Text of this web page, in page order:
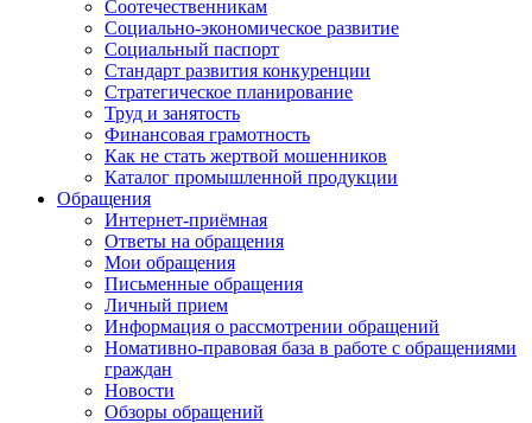
Соотечественникам
Социально-экономическое развитие
Социальный паспорт
Стандарт развития конкуренции
Стратегическое планирование
Труд и занятость
Финансовая грамотность
Как не стать жертвой мошенников
Каталог промышленной продукции
Обращения
Интернет-приёмная
Ответы на обращения
Мои обращения
Письменные обращения
Личный прием
Информация о рассмотрении обращений
Номативно-правовая база в работе с обращениями
граждан
Новости
Обзоры обращений